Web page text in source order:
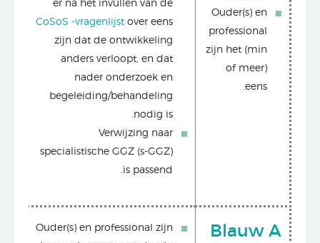
Ouder(s) en
professional
zijn het (min
of meer)
eens.
er na het invullen van de
CoSoS -vragenlijst over eens
zijn dat de ontwikkeling
anders verloopt, en dat
nader onderzoek en
begeleiding/behandeling
nodig is.
Verwijzing naar
specialistische GGZ (s-GGZ)
is passend.
Blauw A
Ouder(s) en professional zijn